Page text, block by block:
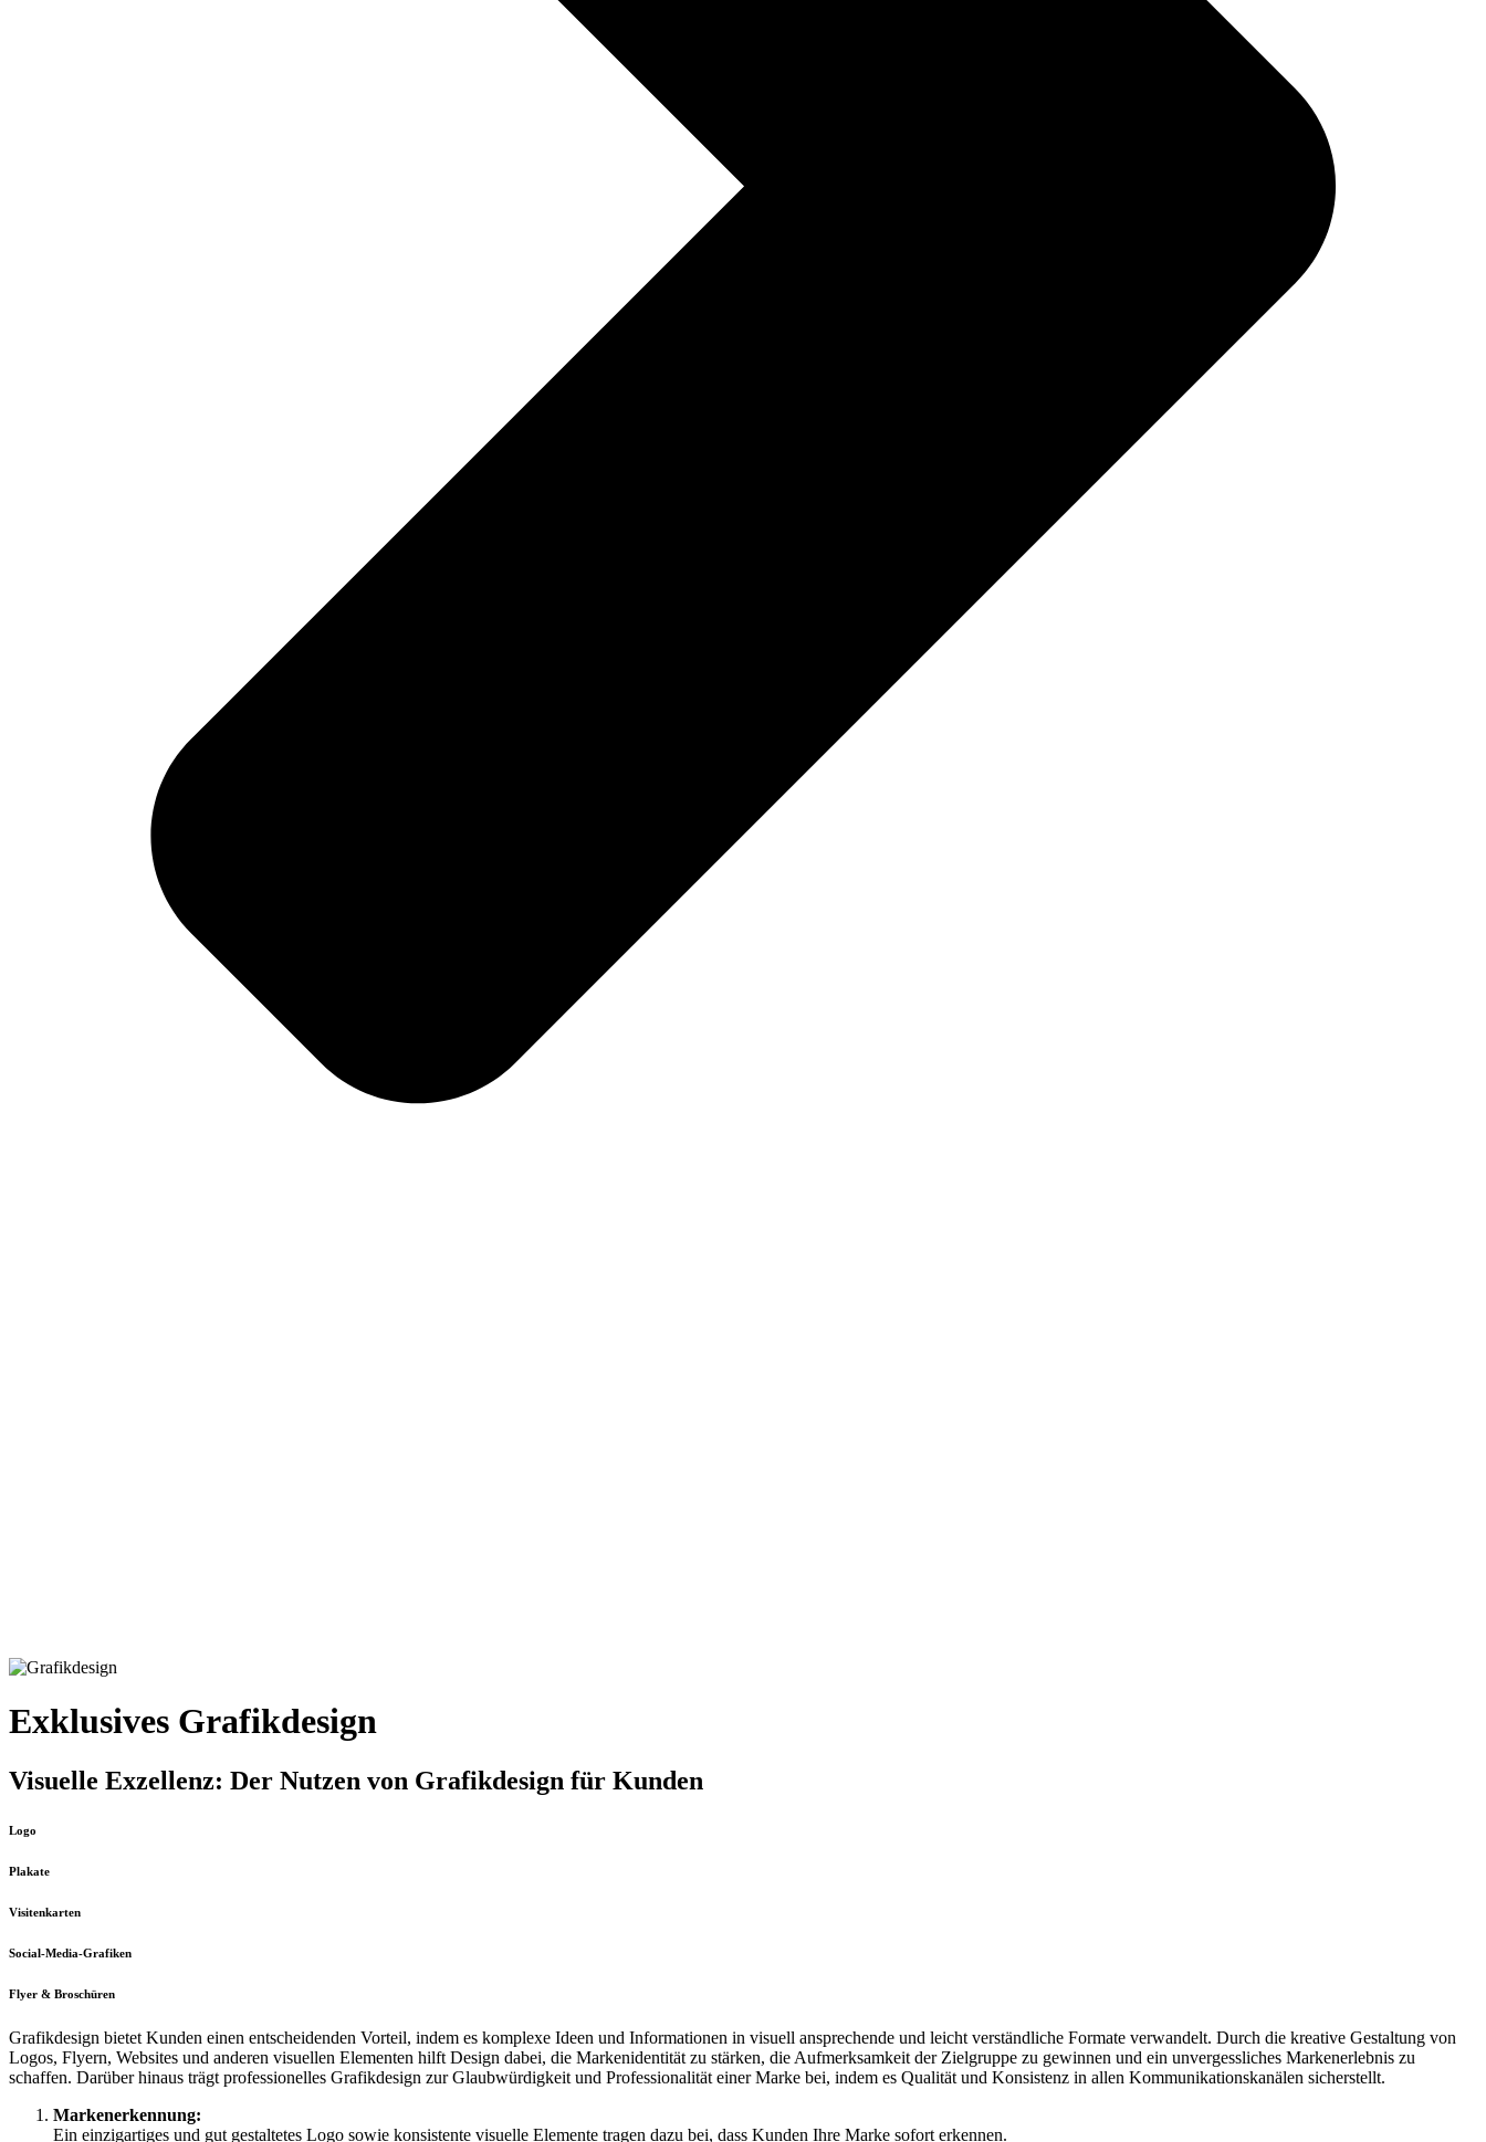
Exklusives Grafikdesign
Visuelle Exzellenz: Der Nutzen von Grafikdesign für Kunden
Logo
Plakate
Visitenkarten
Social-Media-Grafiken
Flyer & Broschüren
Grafikdesign bietet Kunden einen entscheidenden Vorteil, indem es komplexe Ideen und Informationen in visuell ansprechende und leicht verständliche Formate verwandelt. Durch die kreative Gestaltung von
Logos, Flyern, Websites und anderen visuellen Elementen hilft Design dabei, die Markenidentität zu stärken, die Aufmerksamkeit der Zielgruppe zu gewinnen und ein unvergessliches Markenerlebnis zu
schaffen. Darüber hinaus trägt professionelles Grafikdesign zur Glaubwürdigkeit und Professionalität einer Marke bei, indem es Qualität und Konsistenz in allen Kommunikationskanälen sicherstellt.
Markenerkennung:
Ein einzigartiges und gut gestaltetes Logo sowie konsistente visuelle Elemente tragen dazu bei, dass Kunden Ihre Marke sofort erkennen.